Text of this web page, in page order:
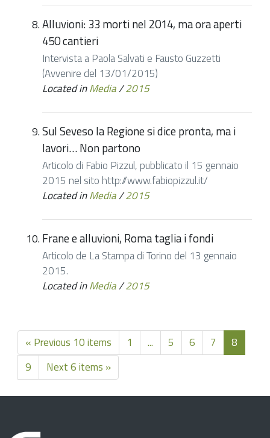
Alluvioni: 33 morti nel 2014, ma ora aperti
450 cantieri
Intervista a Paola Salvati e Fausto Guzzetti
(Avvenire del 13/01/2015)
Located inMedia/2015
Sul Seveso la Regione si dice pronta, ma i
lavori… Non partono
Articolo di Fabio Pizzul, pubblicato il 15 gennaio
2015 nel sito http://www.fabiopizzul.it/
Located inMedia/2015
Frane e alluvioni, Roma taglia i fondi
Articolo de La Stampa di Torino del 13 gennaio
2015.
Located inMedia/2015
« Previous 10 items 1 ... 5 6 7
8
9
Next 6 items »